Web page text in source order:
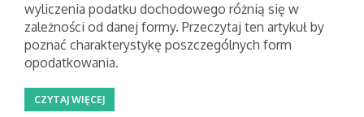
wyliczenia podatku dochodowego różnią się w
zależności od danej formy. Przeczytaj ten artykuł by
poznać charakterystykę poszczególnych form
opodatkowania.
CZYTAJ WIĘCEJ